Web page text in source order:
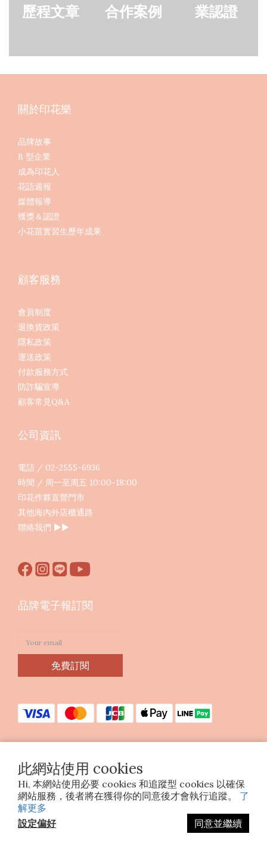
此網站使用 cookies
Hi, 本網站使用必要 cookies 和追蹤型 cookies 以確保
網站服務，後者將在獲得你的同意後才會執行追蹤。 了
解更多
設定偏好
同意並繼續
歷程文章
合作案例
業認證
關於印花樂
品牌故事
B 型企業
成為印花人
花語週報
媒體報導
獲獎＆認證
小花苗實習生歷年成果
顧客服務
會員制度
退換貨政策
隱私政策
運送政策
付款服務方式
防詐騙宣導
顧客常見Q&A
公司資訊
電話 / 02-2555-6936
時間 / 周一至周五 10:00-18:00
印花作夥直營門市
其他海內外店櫃通路
聯絡我們 ▶︎▶︎
品牌電子報訂閱
免費訂閱
Copyright © 2023 印花樂美感生活股份有限公司
統編25070663